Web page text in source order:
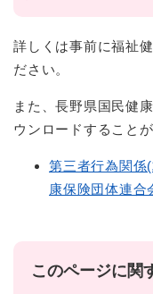
詳しくは事前に福祉
ださい。
また、長野県国民健
ウンロードすることが
第三者行為関係
康保険団体連合
このページに関